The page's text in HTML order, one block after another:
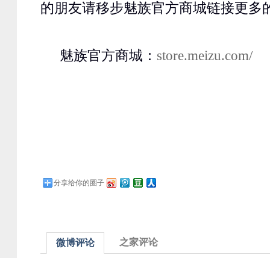
的朋友请移步魅族官方商城链接更多
魅族官方商城： store.meizu.com/
分享给你的圈子
微博评论 之家评论